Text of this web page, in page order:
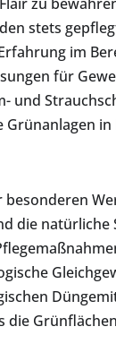
stets
im
für
und
Grünanlagen
besonderen
die natürliche
die